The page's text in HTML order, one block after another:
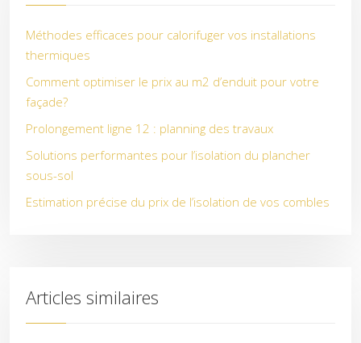
Méthodes efficaces pour calorifuger vos installations
thermiques
Comment optimiser le prix au m2 d’enduit pour votre
façade?
Prolongement ligne 12 : planning des travaux
Solutions performantes pour l’isolation du plancher
sous-sol
Estimation précise du prix de l’isolation de vos combles
Articles similaires